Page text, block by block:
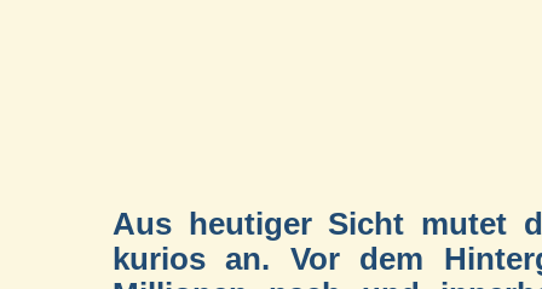
Aus heutiger Sicht mutet
kurios an. Vor dem